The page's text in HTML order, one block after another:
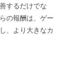
するだけでな
の報酬は、ゲー
、より大きなカ